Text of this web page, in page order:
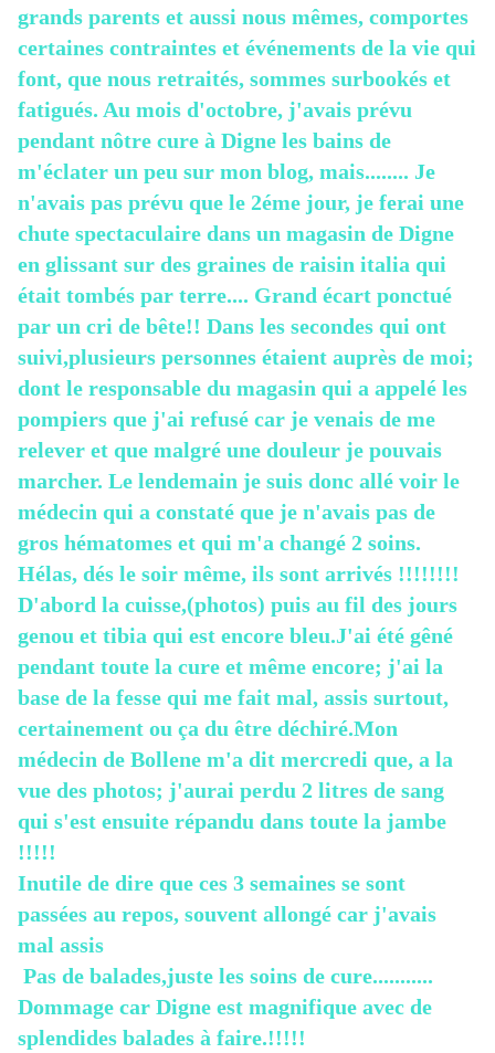
grands parents et aussi nous mêmes, comportes
certaines contraintes et événements de la vie qui
font, que nous retraités, sommes surbookés et
fatigués. Au mois d'octobre, j'avais prévu
pendant nôtre cure à Digne les bains de
m'éclater un peu sur mon blog, mais........ Je
n'avais pas prévu que le 2éme jour, je ferai une
chute spectaculaire dans un magasin de Digne
en glissant sur des graines de raisin italia qui
était tombés par terre.... Grand écart ponctué
par un cri de bête!! Dans les secondes qui ont
suivi,plusieurs personnes étaient auprès de moi;
dont le responsable du magasin qui a appelé les
pompiers que j'ai refusé car je venais de me
relever et que malgré une douleur je pouvais
marcher. Le lendemain je suis donc allé voir le
médecin qui a constaté que je n'avais pas de
gros hématomes et qui m'a changé 2 soins.
Hélas, dés le soir même, ils sont arrivés !!!!!!!!
D'abord la cuisse,(photos) puis au fil des jours
genou et tibia qui est encore bleu.J'ai été gêné
pendant toute la cure et même encore; j'ai la
base de la fesse qui me fait mal, assis surtout,
certainement ou ça du être déchiré.Mon
médecin de Bollene m'a dit mercredi que, a la
vue des photos; j'aurai perdu 2 litres de sang
qui s'est ensuite répandu dans toute la jambe
!!!!!
Inutile de dire que ces 3 semaines se sont
passées au repos, souvent allongé car j'avais
mal assis
Pas de balades,juste les soins de cure...........
Dommage car Digne est magnifique avec de
splendides balades à faire.!!!!!